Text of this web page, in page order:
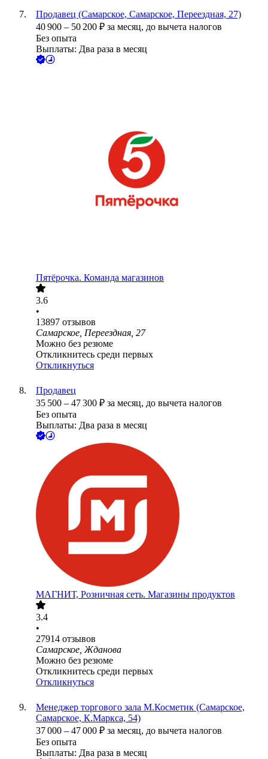
Продавец (Самарское, Самарское, Переездная, 27)
40 900 – 50 200 ₽ за месяц, до вычета налогов
Без опыта
Выплаты: Два раза в месяц
Пятёрочка. Команда магазинов
3.6
•
13897 отзывов
Самарское, Переездная, 27
Можно без резюме
Откликнитесь среди первых
Откликнуться
Продавец
35 500 – 47 300 ₽ за месяц, до вычета налогов
Без опыта
Выплаты: Два раза в месяц
МАГНИТ, Розничная сеть. Магазины продуктов
3.4
•
27914 отзывов
Самарское, Жданова
Можно без резюме
Откликнитесь среди первых
Откликнуться
Менеджер торгового зала М.Косметик (Самарское,
Самарское, К.Маркса, 54)
37 000 – 47 000 ₽ за месяц, до вычета налогов
Без опыта
Выплаты: Два раза в месяц